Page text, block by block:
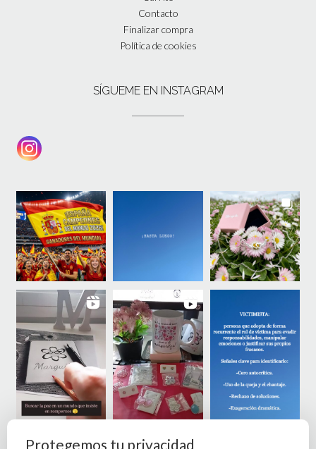
Contacto
Finalizar compra
Política de cookies
SÍGUEME EN INSTAGRAM
Protegemos tu privacidad